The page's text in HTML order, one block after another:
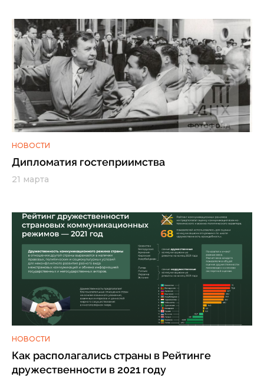
НОВОСТИ
Дипломатия гостеприимства
21 марта
НОВОСТИ
Как располагались страны в Рейтинге
дружественности в 2021 году